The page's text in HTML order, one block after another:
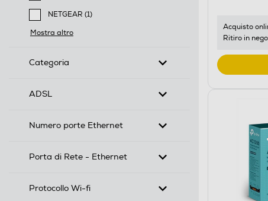
Filtra per Marca: MERCUSYS
NETGEAR (1)
Filtra per Marca: NETGEAR
Mostra altro
Categoria
ADSL
Numero porte Ethernet
Porta di Rete - Ethernet
Protocollo Wi-fi
Acquisto
Ritiro in